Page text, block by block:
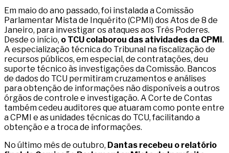
Em maio do ano passado, foi instalada a Comissão
Parlamentar Mista de Inquérito (CPMI) dos Atos de 8 de
Janeiro, para investigar os ataques aos Três Poderes.
Desde o início, o TCU colaborou das atividades da CPMI.
A especialização técnica do Tribunal na fiscalização de
recursos públicos, em especial, de contratações, deu
suporte técnico às investigações da Comissão. Bancos
de dados do TCU permitiram cruzamentos e análises
para obtenção de informações não disponíveis a outros
órgãos de controle e investigação. A Corte de Contas
também cedeu auditores que atuaram como ponte entre
a CPMI e as unidades técnicas do TCU, facilitando a
obtenção e a troca de informações.
No último mês de outubro, Dantas recebeu o relatório